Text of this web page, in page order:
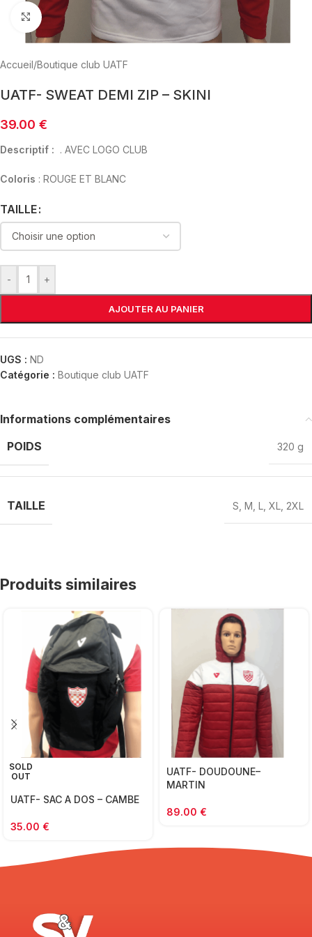
Click to enlarge
Accueil/Boutique club UATF
UATF- SWEAT DEMI ZIP – SKINI
39.00 €
Descriptif : . AVEC LOGO CLUB
Coloris : ROUGE ET BLANC
TAILLE
- +
AJOUTER AU PANIER
UGS : ND
Catégorie : Boutique club UATF
Informations complémentaires
POIDS
320 g
TAILLE S M L XL 2XL
Produits similaires
SOLD
OUT
UATF- SAC A DOS – CAMBE
35.00 €
UATF- DOUDOUNE–
MARTIN
89.00 €